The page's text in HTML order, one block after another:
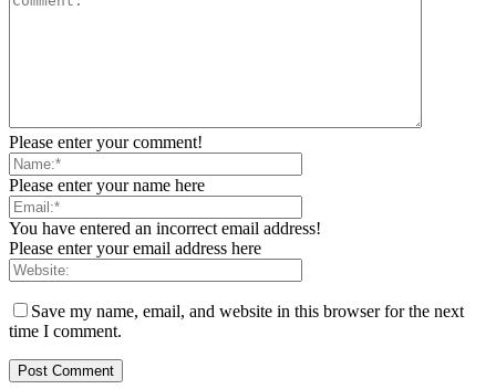
Please enter your comment!
Please enter your name here
You have entered an incorrect email address!
Please enter your email address here
Save my name, email, and website in this browser for the next
time I comment.